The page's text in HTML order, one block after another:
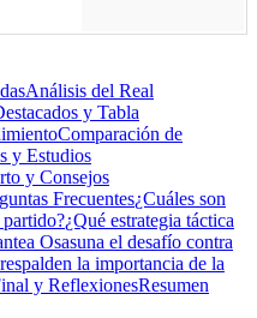
Análisis del Real
y Tabla
Comparación de
y Estudios
y Consejos
Frecuentes¿Cuáles son
¿Qué estrategia táctica
Osasuna el desafío contra
la importancia de la
y ReflexionesResumen